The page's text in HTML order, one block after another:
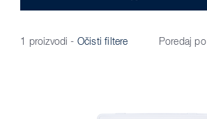
1 proizvodi - Očisti filtere Poredaj po